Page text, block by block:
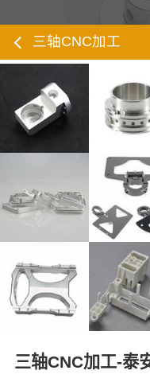
三轴CNC加工
三轴CNC加工-泰